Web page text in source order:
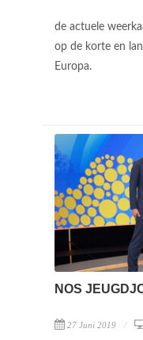
de actuele
op de korte en
Europa.
NOS
27 Juni 2019